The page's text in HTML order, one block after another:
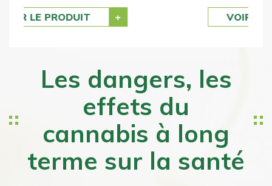
VOIR LE PRODUIT
Les dangers, les
effets du
cannabis à long
terme sur la santé